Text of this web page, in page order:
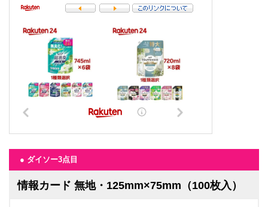
● ダイソー3点目
情報カード 無地・125mm×75mm（100枚入）